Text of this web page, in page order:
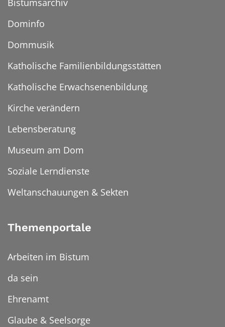
Bistumsarchiv
Dominfo
Dommusik
Katholische Familienbildungsstätten
Katholische Erwachsenenbildung
Kirche verändern
Lebensberatung
Museum am Dom
Soziale Lerndienste
Weltanschauungen & Sekten
Themenportale
Arbeiten im Bistum
da sein
Ehrenamt
Glaube & Seelsorge